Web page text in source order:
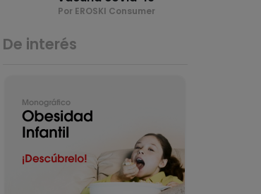
Por EROSKI Consumer
De interés